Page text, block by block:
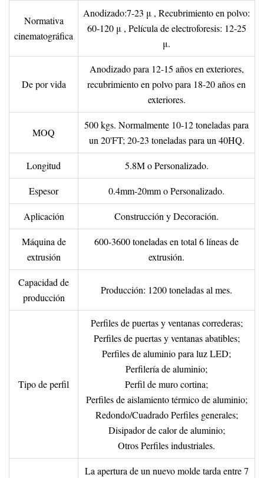
Normativa
cinematográfica
Anodizado:7-23 μ , Recubrimiento en polvo:
60-120 μ , Película de electroforesis: 12-25
μ.
De por vida
Anodizado para 12-15 años en exteriores,
recubrimiento en polvo para 18-20 años en
exteriores.
MOQ
500 kgs. Normalmente 10-12 toneladas para
un 20'FT; 20-23 toneladas para un 40HQ.
Longitud 5.8M o Personalizado.
Espesor 0.4mm-20mm o Personalizado.
Aplicación Construcción y Decoración.
Máquina de
extrusión
600-3600 toneladas en total 6 líneas de
extrusión.
Capacidad de
producción
Producción: 1200 toneladas al mes.
Tipo de perfil
Perfiles de puertas y ventanas correderas;
Perfiles de puertas y ventanas abatibles;
Perfiles de aluminio para luz LED;
Perfilería de aluminio;
Perfil de muro cortina;
Perfiles de aislamiento térmico de aluminio;
Redondo/Cuadrado Perfiles generales;
Disipador de calor de aluminio;
Otros Perfiles industriales.
La apertura de un nuevo molde tarda entre 7